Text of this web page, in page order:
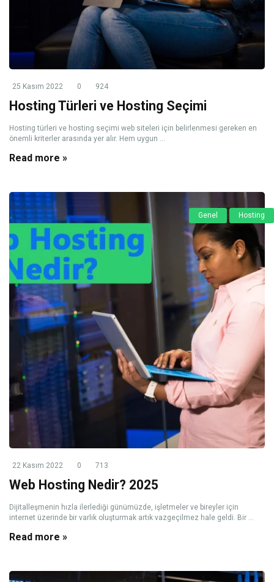
25 Kasım 2022 0 924
Hosting Türleri ve Hosting Seçimi
Hosting türleri ve hosting seçimi web siteleri için belirlenmesi gereken en
önemli kriterler arasında yer alır. Hem uygun ...
Read more »
Genel Hosting
22 Kasım 2022 0 713
Web Hosting Nedir? 2025
Dijitalleşmenin hızla ilerlediği günümüzde, işletmeler ve bireyler için
internet üzerinde bir varlık oluşturmak artık vazgeçilmez hale geldi. Bir ...
Read more »